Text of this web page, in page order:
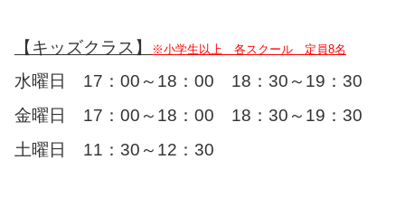
【キッズクラス】 ※小学生以上 各スクール 定員8名
水曜日 17：00～18：00 18：30～19：30
金曜日 17：00～18：00 18：30～19：30
土曜日 11：30～12：30